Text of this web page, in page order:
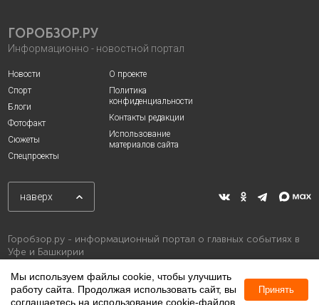
ГОРОБЗОР.РУ
Информационно - новостной портал
Новости
Спорт
Блоги
Фотофакт
Сюжеты
Спецпроекты
О проекте
Политика
конфиденциальности
Контакты редакции
Использование
материалов сайта
наверх
Горобзор.ру - информационный портал о главных событиях в
Уфе и Башкирии
Мы используем файлы cookie, чтобы улучшить
работу сайта. Продолжая использовать сайт, вы
соглашаетесь на использование cookie-файлов.
Принять